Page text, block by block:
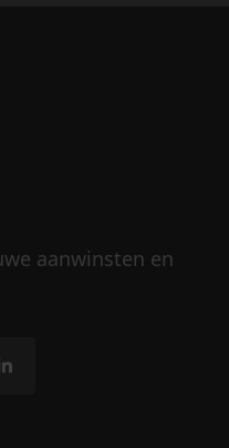
aanwinsten en